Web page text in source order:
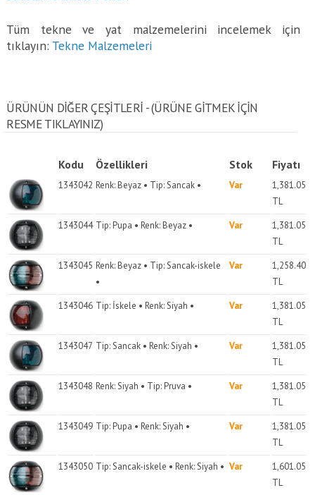
Tüm tekne ve yat malzemelerini incelemek için
tıklayın: Tekne Malzemeleri
ÜRÜNÜN DİĞER ÇEŞİTLERİ - (ÜRÜNE GITMEK IÇIN
RESME TIKLAYINIZ)
Kodu Özellikleri Stok Fiyatı
1343042 Renk: Beyaz • Tip: Sancak • Var
1,381.05
TL
1343044 Tip: Pupa • Renk: Beyaz • Var
1,381.05
TL
1343045 Renk: Beyaz • Tip: Sancak-iskele
•
Var
1,258.40
TL
1343046 Tip: İskele • Renk: Siyah • Var
1,381.05
TL
1343047 Tip: Sancak • Renk: Siyah • Var
1,381.05
TL
1343048 Renk: Siyah • Tip: Pruva • Var
1,381.05
TL
1343049 Tip: Pupa • Renk: Siyah • Var
1,381.05
TL
1343050 Tip: Sancak-iskele • Renk: Siyah • Var
1,601.05
TL